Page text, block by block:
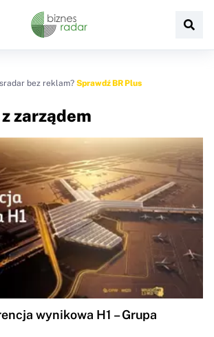
bez reklam? Sprawdź BR Plus
zarządem
wynikowa H1 – Grupa